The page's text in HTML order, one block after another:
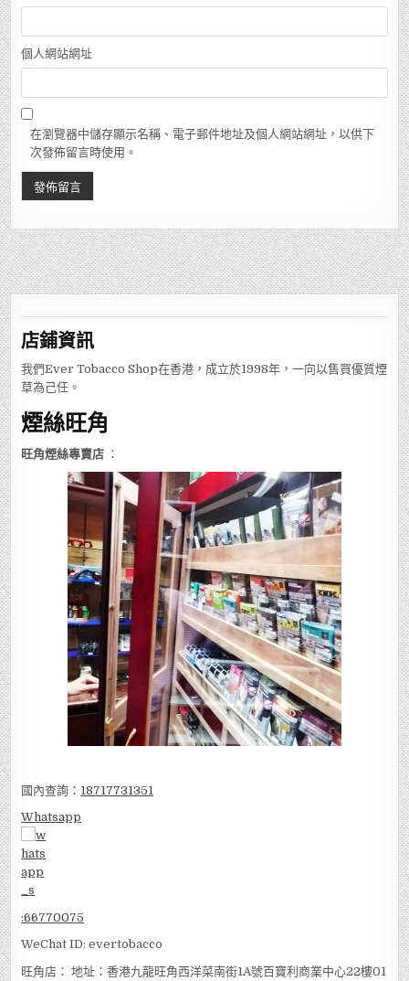
個人網站網址
在瀏覽器中儲存顯示名稱、電子郵件地址及個人網站網址，以供下
次發佈留言時使用。
店鋪資訊
我們Ever Tobacco Shop在香港，成立於1998年，一向以售買優質煙
草為己任。
煙絲旺角
旺角煙絲專賣店 ：
國內查詢： 18717731351
Whatsapp
:66770075
WeChat ID: evertobacco
旺角店： 地址：香港九龍旺角西洋菜南街1A號百寶利商業中心22樓01